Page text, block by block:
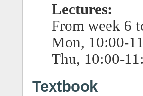
Lectures:
From week 6
Mon, 10:00-
Thu, 10:00-
Textbook